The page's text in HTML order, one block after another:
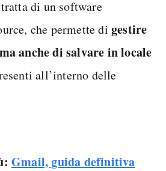
di un software
che permette digestire
anche di salvare in locale
all’interno delle
Gmail, guida definitiva